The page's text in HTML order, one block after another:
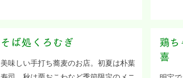
そば処くろむぎ
​美味しい手打ち蕎麦のお店。初夏は朴葉
鶏
喜